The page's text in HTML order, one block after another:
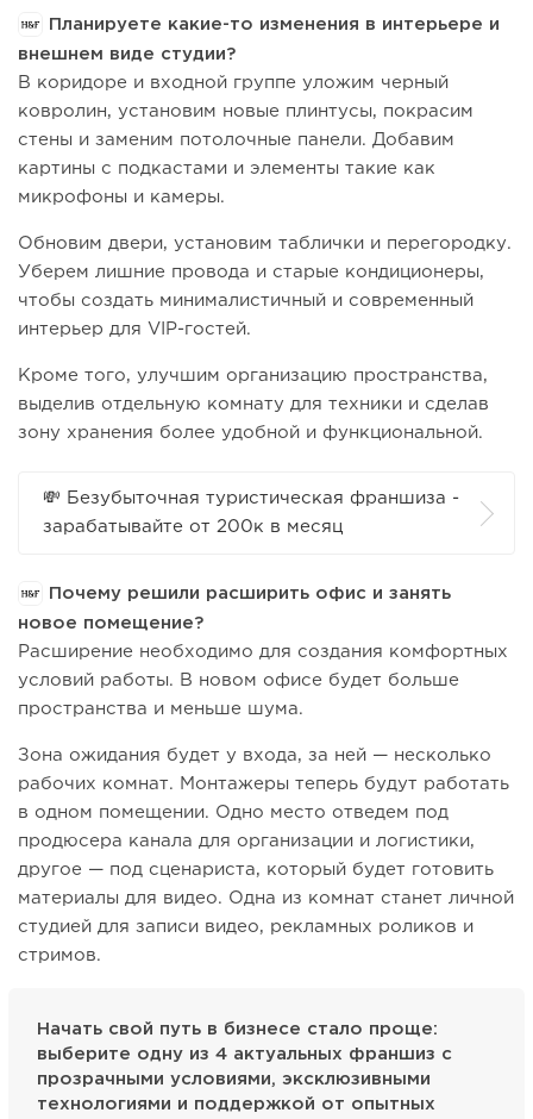
Планируете какие-то изменения в интерьере и
внешнем виде студии?
В коридоре и входной группе уложим черный
ковролин, установим новые плинтусы, покрасим
стены и заменим потолочные панели. Добавим
картины с подкастами и элементы такие как
микрофоны и камеры.
Обновим двери, установим таблички и перегородку.
Уберем лишние провода и старые кондиционеры,
чтобы создать минималистичный и современный
интерьер для VIP-гостей.
Кроме того, улучшим организацию пространства,
выделив отдельную комнату для техники и сделав
зону хранения более удобной и функциональной.
💸 Безубыточная туристическая франшиза -
зарабатывайте от 200к в месяц
Почему решили расширить офис и занять
новое помещение?
Расширение необходимо для создания комфортных
условий работы. В новом офисе будет больше
пространства и меньше шума.
Зона ожидания будет у входа, за ней — несколько
рабочих комнат. Монтажеры теперь будут работать
в одном помещении. Одно место отведем под
продюсера канала для организации и логистики,
другое — под сценариста, который будет готовить
материалы для видео. Одна из комнат станет личной
студией для записи видео, рекламных роликов и
стримов.
Начать свой путь в бизнесе стало проще:
выберите одну из 4 актуальных франшиз с
прозрачными условиями, эксклюзивными
технологиями и поддержкой от опытных